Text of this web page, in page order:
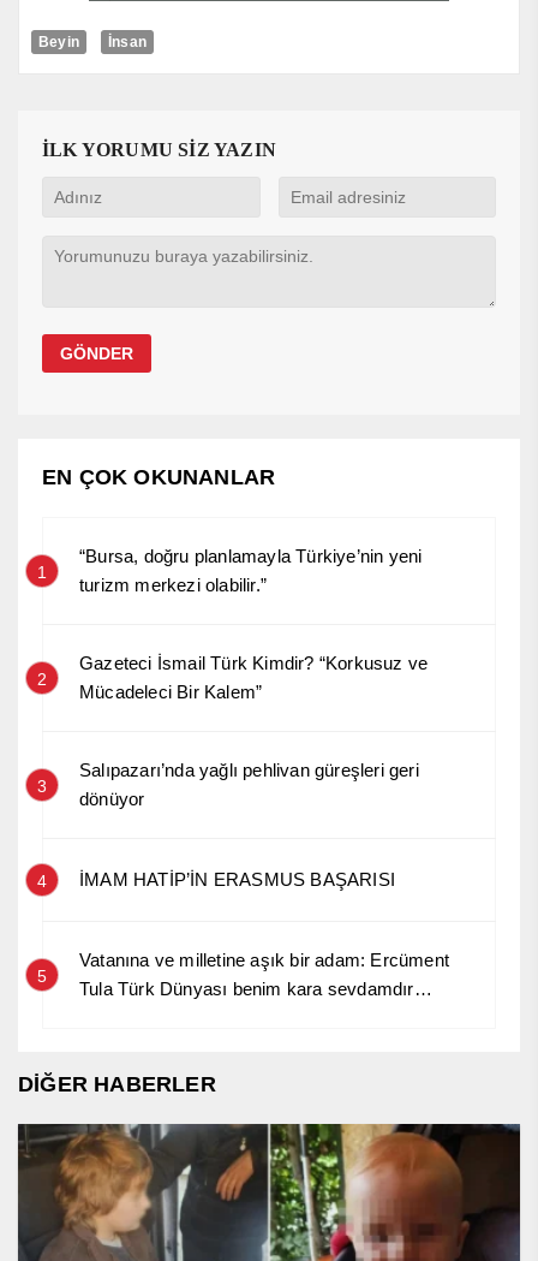
Beyin İnsan
İLK YORUMU SİZ YAZIN
EN ÇOK OKUNANLAR
1
“Bursa, doğru planlamayla Türkiye’nin yeni
turizm merkezi olabilir.”
2
Gazeteci İsmail Türk Kimdir? “Korkusuz ve
Mücadeleci Bir Kalem”
3
Salıpazarı’nda yağlı pehlivan güreşleri geri
dönüyor
4 İMAM HATİP’İN ERASMUS BAŞARISI
5
Vatanına ve milletine aşık bir adam: Ercüment
Tula Türk Dünyası benim kara sevdamdır…
DİĞER HABERLER